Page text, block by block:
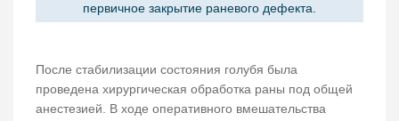
первичное закрытие раневого дефекта.
После стабилизации состояния голубя была
проведена хирургическая обработка раны под общей
анестезией. В ходе оперативного вмешательства